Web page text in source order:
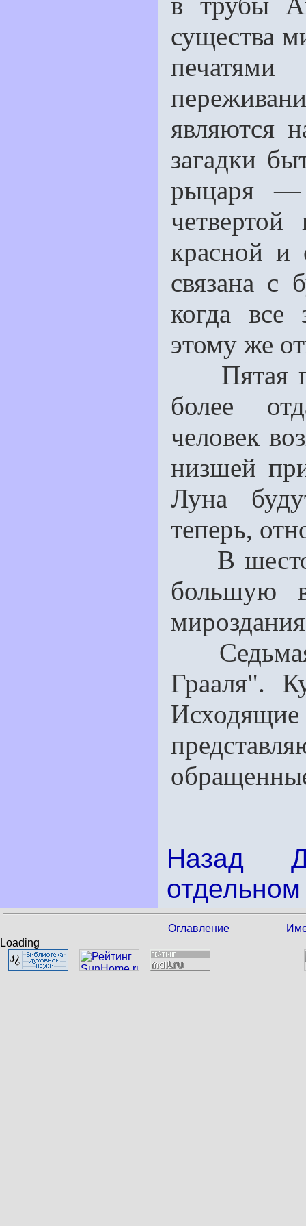
существа
являются
загадки
рыцаря —
четвертой
красной и
связана с
когда все
этому же
Пятая
более
человек
низшей
Луна
теперь,
В шестой
большую
Седьмая
Грааля".
Назад
Оглавление
Loading